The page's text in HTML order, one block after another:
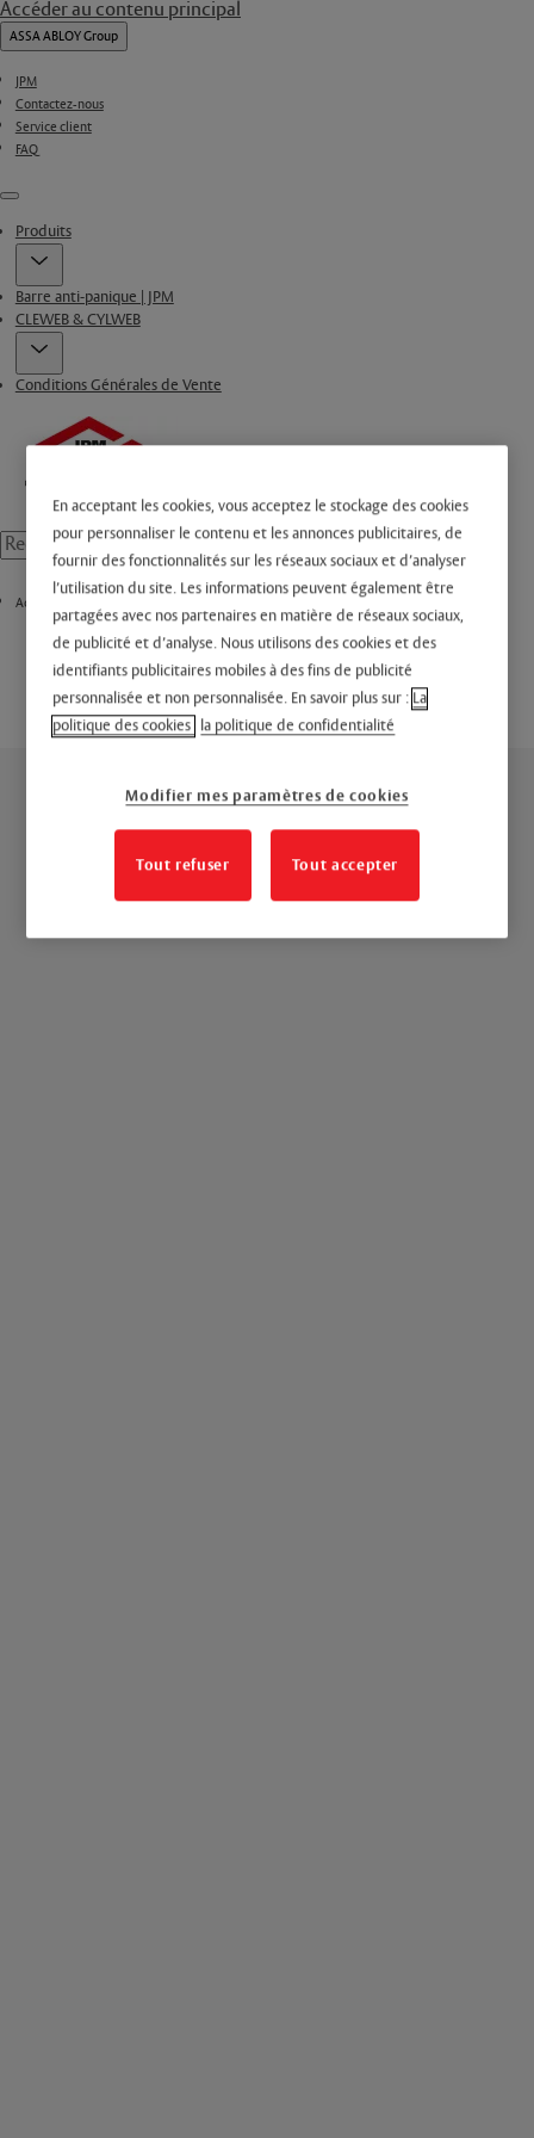
Accéder au contenu principal
ASSA ABLOY Group
JPM
Contactez-nous
Service client
FAQ
Menu
Produits
Barre anti-panique | JPM
CLEWEB & CYLWEB
Conditions Générales de Vente
Accueil
En acceptant les cookies, vous acceptez le stockage des cookies
pour personnaliser le contenu et les annonces publicitaires, de
fournir des fonctionnalités sur les réseaux sociaux et d’analyser
l’utilisation du site. Les informations peuvent également être
partagées avec nos partenaires en matière de réseaux sociaux,
de publicité et d’analyse. Nous utilisons des cookies et des
identifiants publicitaires mobiles à des fins de publicité
personnalisée et non personnalisée. En savoir plus sur : La
politique des cookies la politique de confidentialité
Modifier mes paramètres de cookies
Tout refuser Tout accepter